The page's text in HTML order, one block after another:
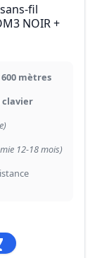
fil
NOIR +
mètres
clavier
12-18 mois)